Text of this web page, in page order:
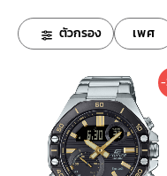
ตัวกรอง เพศ
Original
price
was:
7,400 ฿.